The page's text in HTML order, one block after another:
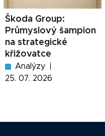
Škoda Group:
Průmyslový šampion
na strategické
křižovatce
Analýzy
25. 07. 2026